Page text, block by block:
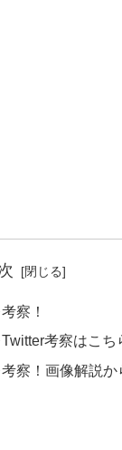
察！
考察はこち
察！画像解説